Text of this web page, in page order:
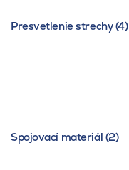
Presvetlenie strechy (4)
Spojovací materiál (2)